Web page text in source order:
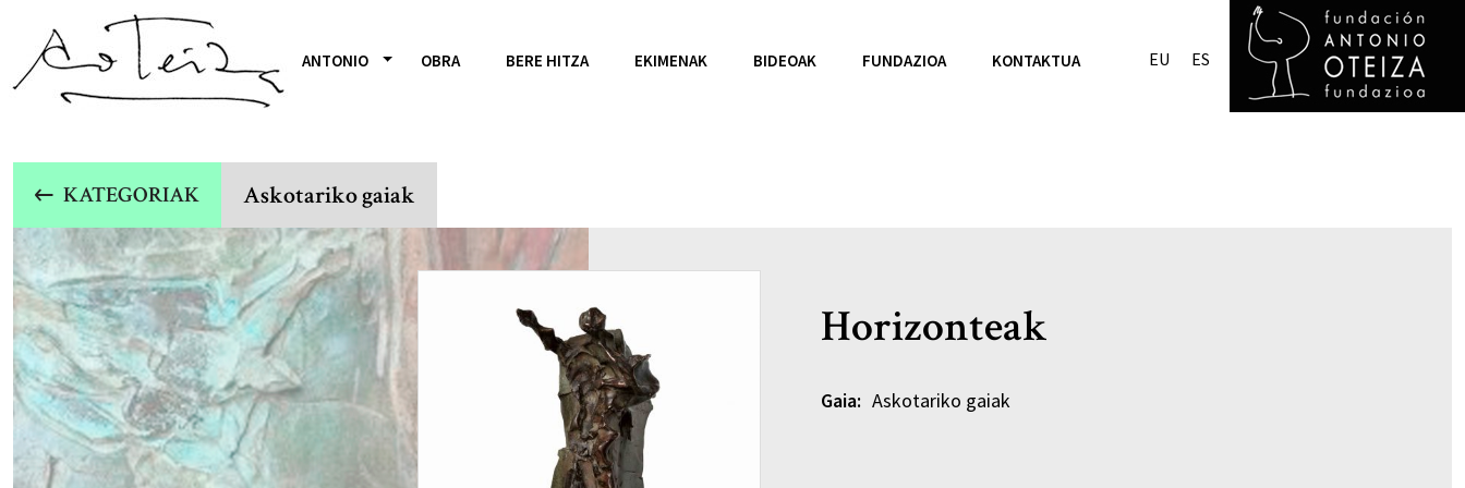
ANTONIO OBRA BERE HITZA EKIMENAK BIDEOAK FUNDAZIOA KONTAKTUA EU ES
KATEGORIAK Askotariko gaiak
Horizonteak
Gaia: Askotariko gaiak